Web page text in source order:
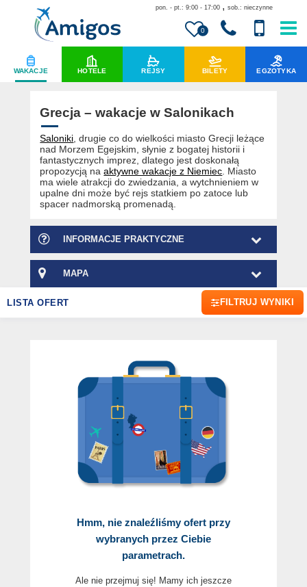
0
pon. - pt.: 9:00 - 17:00 , sob.: nieczynne
WAKACJE HOTELE REJSY BILETY EGZOTYKA
Grecja – wakacje w Salonikach
Saloniki , drugie co do wielkości miasto Grecji leżące
nad Morzem Egejskim, słynie z bogatej historii i
fantastycznych imprez, dlatego jest doskonałą
propozycją naaktywne wakacje z Niemiec . Miasto
ma wiele atrakcji do zwiedzania, a wytchnieniem w
upalne dni może być rejs statkiem po zatoce lub
spacer nadmorską promenadą.
INFORMACJE PRAKTYCZNE
MAPA
LISTA OFERT FILTRUJ WYNIKI
Hmm, nie znaleźliśmy ofert przy
wybranych przez Ciebie
parametrach.
Ale nie przejmuj się! Mamy ich jeszcze